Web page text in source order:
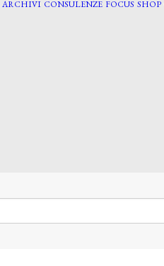
ARCHIVI CONSULENZE FOCUS SHOP